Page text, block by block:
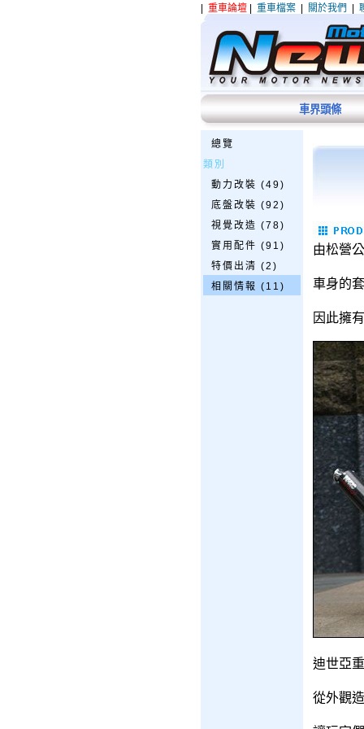
重車論壇 重車檔案 關於我們
車界頭條
總覽
類別
動力改裝 (49)
底盤改裝 (92)
視覺改造 (78)
實用配件 (91)
特價出清 (2)
相關情報 (11)
由松營
車身的
因此擁
迪世亞
從外觀